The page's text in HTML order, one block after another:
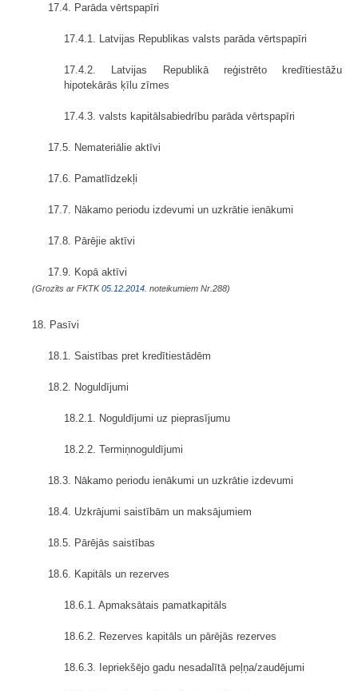
17.4. Parāda vērtspapīri
17.4.1. Latvijas Republikas valsts parāda vērtspapīri
17.4.2. Latvijas Republikā reģistrēto kredītiestāžu
hipotekārās ķīlu zīmes
17.4.3. valsts kapitālsabiedrību parāda vērtspapīri
17.5. Nemateriālie aktīvi
17.6. Pamatlīdzekļi
17.7. Nākamo periodu izdevumi un uzkrātie ienākumi
17.8. Pārējie aktīvi
17.9. Kopā aktīvi
(Grozīts ar FKTK05.12.2014. noteikumiem Nr.288)
18. Pasīvi
18.1. Saistības pret kredītiestādēm
18.2. Noguldījumi
18.2.1. Noguldījumi uz pieprasījumu
18.2.2. Termiņnoguldījumi
18.3. Nākamo periodu ienākumi un uzkrātie izdevumi
18.4. Uzkrājumi saistībām un maksājumiem
18.5. Pārējās saistības
18.6. Kapitāls un rezerves
18.6.1. Apmaksātais pamatkapitāls
18.6.2. Rezerves kapitāls un pārējās rezerves
18.6.3. Iepriekšējo gadu nesadalītā peļņa/zaudējumi